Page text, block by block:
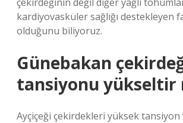
kardiyovasküler sağlığı destekleyen
olduğunu biliyoruz.
Günebakan
tansiyonu yükseltir
Ayçiçeği çekirdekleri yüksek